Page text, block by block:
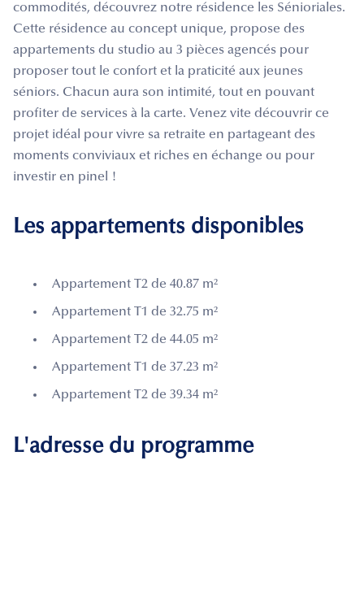
commodités, découvrez notre résidence les Sénioriales.
Cette résidence au concept unique, propose des
appartements du studio au 3 pièces agencés pour
proposer tout le confort et la praticité aux jeunes
séniors. Chacun aura son intimité, tout en pouvant
profiter de services à la carte. Venez vite découvrir ce
projet idéal pour vivre sa retraite en partageant des
moments conviviaux et riches en échange ou pour
investir en pinel !
Les appartements disponibles
Appartement T2 de 40.87 m²
Appartement T1 de 32.75 m²
Appartement T2 de 44.05 m²
Appartement T1 de 37.23 m²
Appartement T2 de 39.34 m²
L'adresse du programme